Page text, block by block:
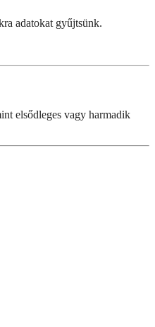
adatokat gyűjtsünk.
elsődleges vagy harmadik